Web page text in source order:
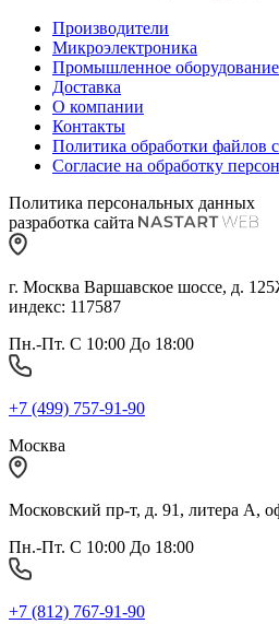
Производители
Микроэлектроника
Промышленное оборудование
Доставка
О компании
Контакты
Политика обработки файлов
Согласие на обработку
Политика персональных данных
разработка сайта
г. Москва Варшавское шоссе, д.
индекс: 117587
Пн.-Пт. С 10:00 До 18:00
+7 (499) 757-91-90
Москва
Московский пр-т, д. 91, литера А,
Пн.-Пт. С 10:00 До 18:00
+7 (812) 767-91-90